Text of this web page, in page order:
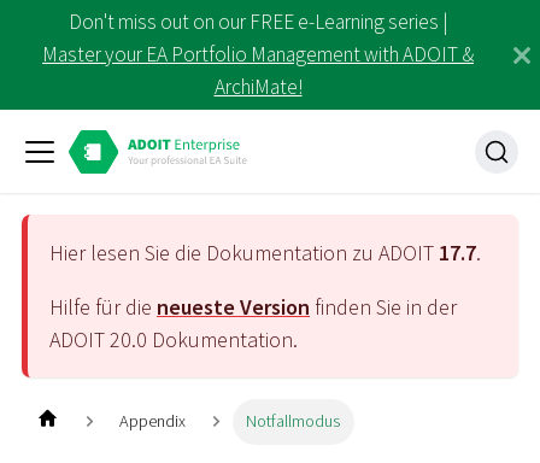
Don't miss out on our FREE e-Learning series |
Master your EA Portfolio Management with ADOIT &
ArchiMate!
Hier lesen Sie die Dokumentation zu ADOIT 17.7.
Hilfe für die neueste Version finden Sie in der
ADOIT20.0 Dokumentation.
Appendix Notfallmodus